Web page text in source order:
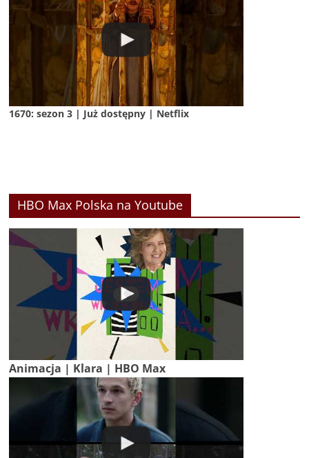
1670: sezon 3 | Już dostępny | Netflix
HBO Max Polska na Youtube
Animacja | Klara | HBO Max